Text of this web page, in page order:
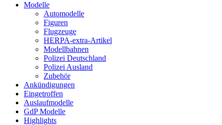
Modelle
Automodelle
Figuren
Flugzeuge
HERPA-extra-Artikel
Modellbahnen
Polizei Deutschland
Polizei Ausland
Zubehör
Ankündigungen
Eingetroffen
Auslaufmodelle
GdP Modelle
Highlights